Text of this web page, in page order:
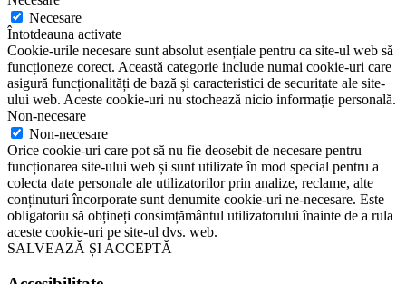
Necesare
Întotdeauna activate
Cookie-urile necesare sunt absolut esențiale pentru ca site-ul web să
funcționeze corect. Această categorie include numai cookie-uri care
asigură funcționalități de bază și caracteristici de securitate ale site-
ului web. Aceste cookie-uri nu stochează nicio informație personală.
Non-necesare
Non-necesare
Orice cookie-uri care pot să nu fie deosebit de necesare pentru
funcționarea site-ului web și sunt utilizate în mod special pentru a
colecta date personale ale utilizatorilor prin analize, reclame, alte
conținuturi încorporate sunt denumite cookie-uri ne-necesare. Este
obligatoriu să obțineți consimțământul utilizatorului înainte de a rula
aceste cookie-uri pe site-ul dvs. web.
SALVEAZĂ ȘI ACCEPTĂ